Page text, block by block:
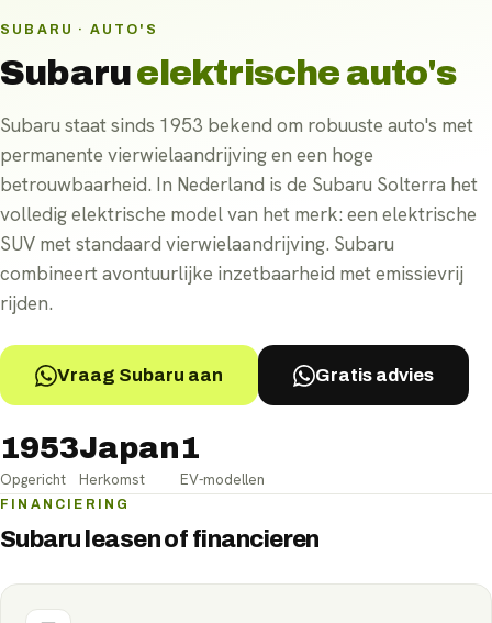
SUBARU · AUTO'S
Subaruelektrische auto's
Subaru staat sinds 1953 bekend om robuuste auto's met
permanente vierwielaandrijving en een hoge
betrouwbaarheid. In Nederland is de Subaru Solterra het
volledig elektrische model van het merk: een elektrische
SUV met standaard vierwielaandrijving. Subaru
combineert avontuurlijke inzetbaarheid met emissievrij
rijden.
Vraag Subaru aan Gratis advies
1953
Opgericht
Japan
Herkomst
1
EV-modellen
FINANCIERING
Subaru leasen of financieren